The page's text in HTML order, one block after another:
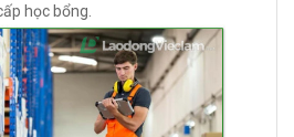
học bổng.